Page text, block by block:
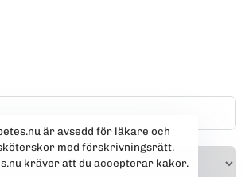
är avsedd för läkare och
med förskrivningsrätt.
kräver att du accepterar kakor.